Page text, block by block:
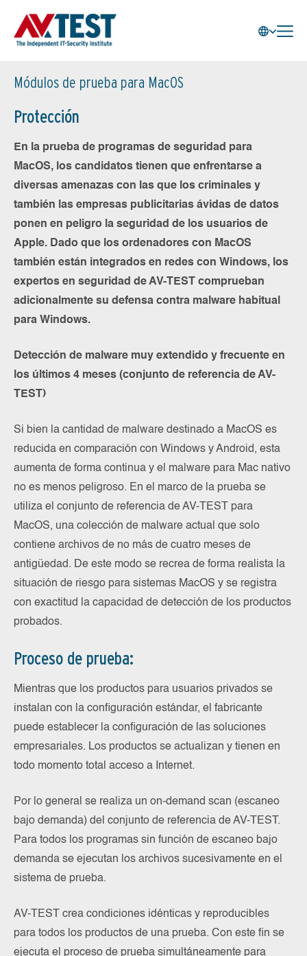
Módulos de prueba para MacOS
Protección
En la prueba de programas de seguridad para
MacOS, los candidatos tienen que enfrentarse a
diversas amenazas con las que los criminales y
también las empresas publicitarias ávidas de datos
ponen en peligro la seguridad de los usuarios de
Apple. Dado que los ordenadores con MacOS
también están integrados en redes con Windows, los
expertos en seguridad de AV-TEST comprueban
adicionalmente su defensa contra malware habitual
para Windows.
Detección de malware muy extendido y frecuente en
los últimos 4 meses (conjunto de referencia de AV-
TEST)
Si bien la cantidad de malware destinado a MacOS es
reducida en comparación con Windows y Android, esta
aumenta de forma continua y el malware para Mac nativo
no es menos peligroso. En el marco de la prueba se
utiliza el conjunto de referencia de AV-TEST para
MacOS, una colección de malware actual que solo
contiene archivos de no más de cuatro meses de
antigüedad. De este modo se recrea de forma realista la
situación de riesgo para sistemas MacOS y se registra
con exactitud la capacidad de detección de los productos
probados.
Proceso de prueba:
Mientras que los productos para usuarios privados se
instalan con la configuración estándar, el fabricante
puede establecer la configuración de las soluciones
empresariales. Los productos se actualizan y tienen en
todo momento total acceso a Internet.
Por lo general se realiza un on-demand scan (escaneo
bajo demanda) del conjunto de referencia de AV-TEST.
Para todos los programas sin función de escaneo bajo
demanda se ejecutan los archivos sucesivamente en el
sistema de prueba.
AV-TEST crea condiciones idénticas y reproducibles
para todos los productos de una prueba. Con este fin se
ejecuta el proceso de prueba simultáneamente para